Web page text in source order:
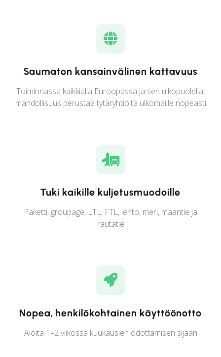
Saumaton kansainvälinen kattavuus
Toiminnassa kaikkialla Euroopassa ja sen ulkopuolella,
mahdollisuus perustaa tytäryhtiöitä ulkomaille nopeasti
Tuki kaikille kuljetusmuodoille
Paketti, groupage, LTL, FTL, lento, meri, maantie ja
rautatie
Nopea, henkilökohtainen käyttöönotto
Aloita 1–2 viikossa kuukausien odottamisen sijaan